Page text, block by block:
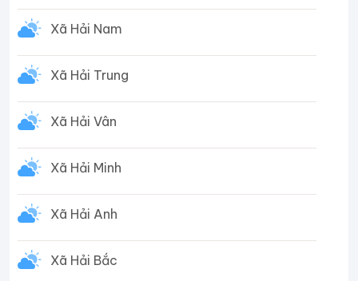
Xã Hải Nam
Xã Hải Trung
Xã Hải Vân
Xã Hải Minh
Xã Hải Anh
Xã Hải Bắc